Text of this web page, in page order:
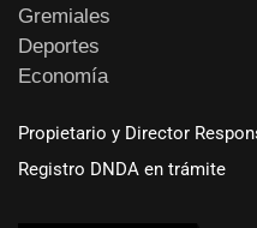
Gremiales
Deportes
Economía
Propietario y Director
Registro DNDA en trámite